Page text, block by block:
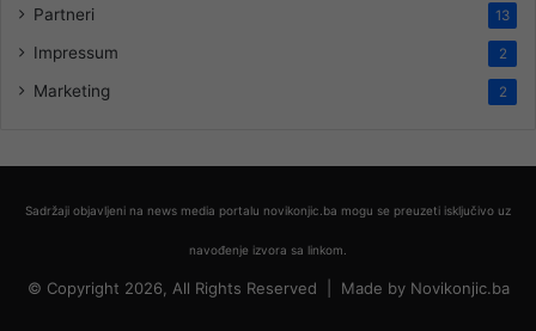
Partneri 13
Impressum 2
Marketing 2
Sadržaji objavljeni na news media portalu novikonjic.ba mogu se preuzeti isključivo uz
navođenje izvora sa linkom.
© Copyright 2026, All Rights Reserved | Made by Novikonjic.ba